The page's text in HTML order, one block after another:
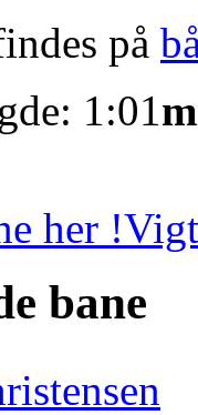
på
1:01
her !
bane